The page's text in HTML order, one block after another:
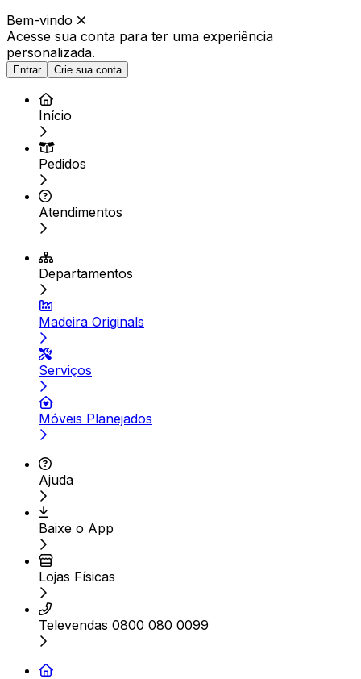
Bem-vindo
Acesse sua conta para ter uma experiência
personalizada.
Entrar Crie sua conta
Início
Pedidos
Atendimentos
Departamentos
Madeira Originals
Serviços
Móveis Planejados
Ajuda
Baixe o App
Lojas Físicas
Televendas 0800 080 0099